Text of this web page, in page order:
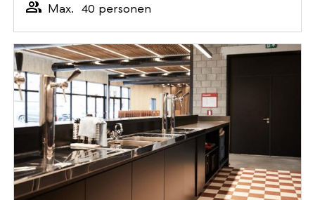
Max. 40 personen